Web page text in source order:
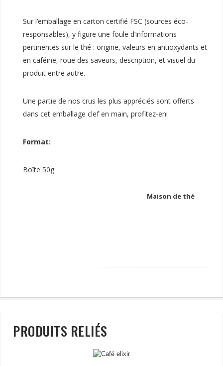
Sur l’emballage en carton certifié FSC (sources éco-
responsables), y figure une foule d’informations
pertinentes sur le thé : origine, valeurs en antioxydants et
en caféine, roue des saveurs, description, et visuel du
produit entre autre.
Une partie de nos crus les plus appréciés sont offerts
dans cet emballage clef en main, profitez-en!
Format:
Boîte 50g
Maison de thé
PRODUITS RELIÉS